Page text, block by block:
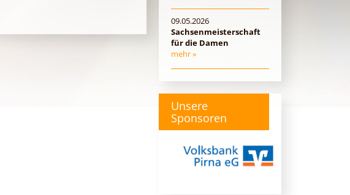
09.05.2026
Sachsenmeisterschaft
für die Damen
mehr »
Unsere
Sponsoren